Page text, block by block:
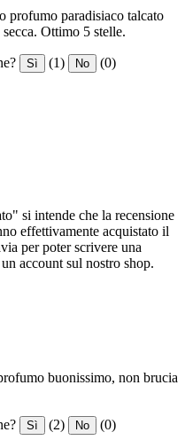
profumo paradisiaco talcato
Ottimo 5 stelle.
Sì (1) No (0)
si intende che la recensione
effettivamente acquistato il
per poter scrivere una
account sul nostro shop.
buonissimo, non brucia
Sì (2) No (0)